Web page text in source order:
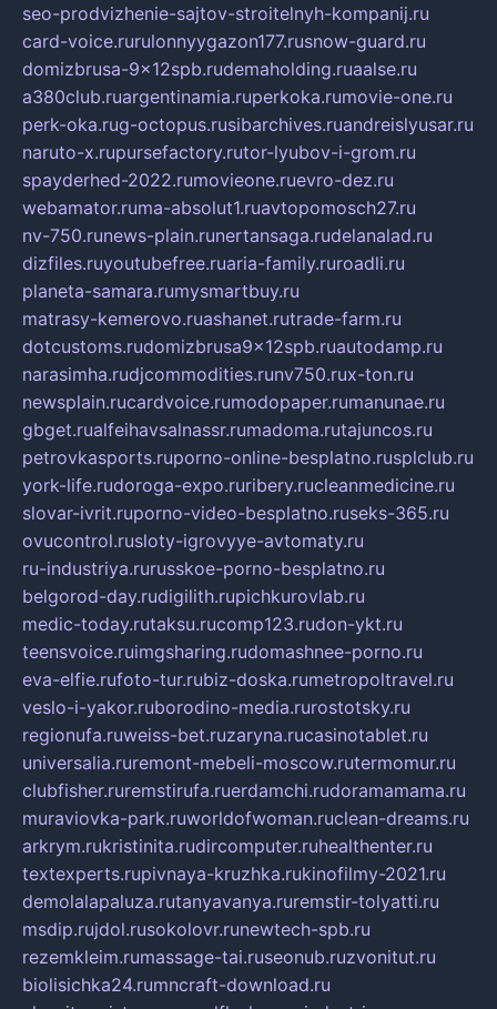
seo-prodvizhenie-sajtov-stroitelnyh-kompanij.ru
card-voice.rurulonnyygazon177.rusnow-guard.ru
domizbrusa-9x12spb.rudemaholding.ruaalse.ru
a380club.ruargentinamia.ruperkoka.rumovie-one.ru
perk-oka.rug-octopus.rusibarchives.ruandreislyusar.ru
naruto-x.rupursefactory.rutor-lyubov-i-grom.ru
spayderhed-2022.rumovieone.ruevro-dez.ru
webamator.ruma-absolut1.ruavtopomosch27.ru
nv-750.runews-plain.runertansaga.rudelanalad.ru
dizfiles.ruyoutubefree.ruaria-family.ruroadli.ru
planeta-samara.rumysmartbuy.ru
matrasy-kemerovo.ruashanet.rutrade-farm.ru
dotcustoms.rudomizbrusa9x12spb.ruautodamp.ru
narasimha.rudjcommodities.runv750.rux-ton.ru
newsplain.rucardvoice.rumodopaper.rumanunae.ru
gbget.rualfeihavsalnassr.rumadoma.rutajuncos.ru
petrovkasports.ruporno-online-besplatno.rusplclub.ru
york-life.rudoroga-expo.ruribery.rucleanmedicine.ru
slovar-ivrit.ruporno-video-besplatno.ruseks-365.ru
ovucontrol.rusloty-igrovyye-avtomaty.ru
ru-industriya.rurusskoe-porno-besplatno.ru
belgorod-day.rudigilith.rupichkurovlab.ru
medic-today.rutaksu.rucomp123.rudon-ykt.ru
teensvoice.ruimgsharing.rudomashnee-porno.ru
eva-elfie.rufoto-tur.rubiz-doska.rumetropoltravel.ru
veslo-i-yakor.ruborodino-media.rurostotsky.ru
regionufa.ruweiss-bet.ruzaryna.rucasinotablet.ru
universalia.ruremont-mebeli-moscow.rutermomur.ru
clubfisher.ruremstirufa.ruerdamchi.rudoramamama.ru
muraviovka-park.ruworldofwoman.ruclean-dreams.ru
arkrym.rukristinita.rudircomputer.ruhealthenter.ru
textexperts.rupivnaya-kruzhka.rukinofilmy-2021.ru
demolalapaluza.rutanyavanya.ruremstir-tolyatti.ru
msdip.rujdol.rusokolovr.runewtech-spb.ru
rezemkleim.rumassage-tai.ruseonub.ruzvonitut.ru
biolisichka24.rumncraft-download.ru